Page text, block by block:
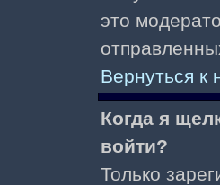
это
Вернуться к
Когда я
войти?
Только